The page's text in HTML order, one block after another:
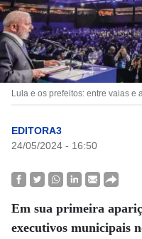
Lula e os prefeitos: entre vaias e
EDITORA3
24/05/2024 - 16:50
Em sua primeira
executivos municipais